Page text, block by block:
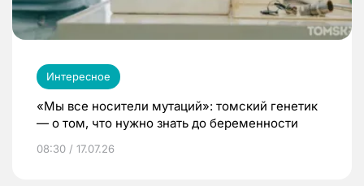
Интересное
«Мы все носители мутаций»: томский генетик
— о том, что нужно знать до беременности
08:30 / 17.07.26